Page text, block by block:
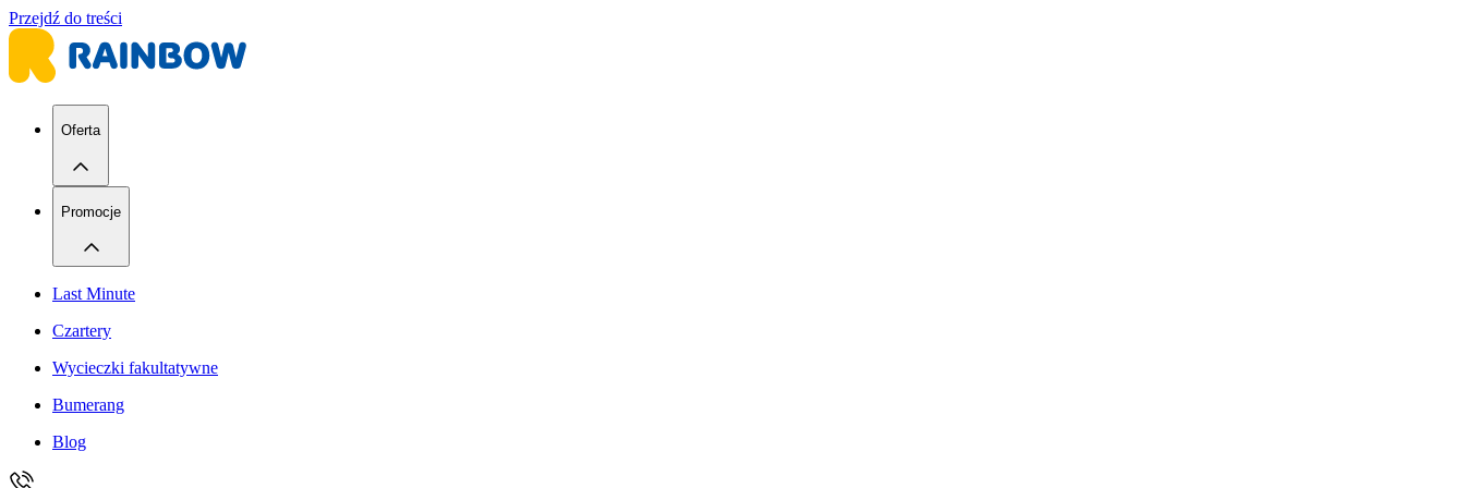
Przejdź do treści
Oferta
Promocje
Last Minute
Czartery
Wycieczki fakultatywne
Bumerang
Blog